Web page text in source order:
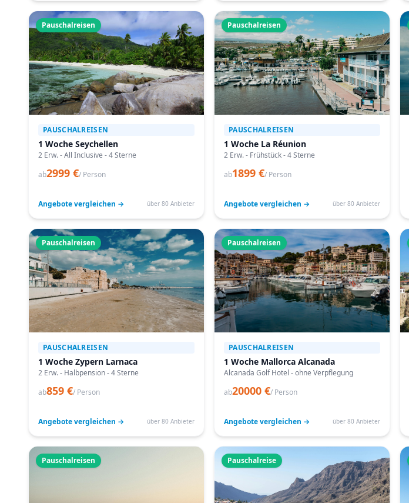
Pauschalreisen
PAUSCHALREISEN
1 Woche Seychellen
2 Erw. - All Inclusive - 4 Sterne
ab2999 €/ Person
Angebote vergleichen → über 80 Anbieter
Pauschalreisen
PAUSCHALREISEN
1 Woche La Réunion
2 Erw. - Frühstück - 4 Sterne
ab1899 €/ Person
Angebote vergleichen → über 80 Anbieter
Pauschalreisen
PAUSCHALREISEN
1 Woche Zypern Larnaca
2 Erw. - Halbpension - 4 Sterne
ab859 €/ Person
Angebote vergleichen → über 80 Anbieter
Pauschalreisen
PAUSCHALREISEN
1 Woche Mallorca Alcanada
Alcanada Golf Hotel - ohne Verpflegung
ab20000 €/ Person
Angebote vergleichen → über 80 Anbieter
Pauschalreisen Pauschalreise